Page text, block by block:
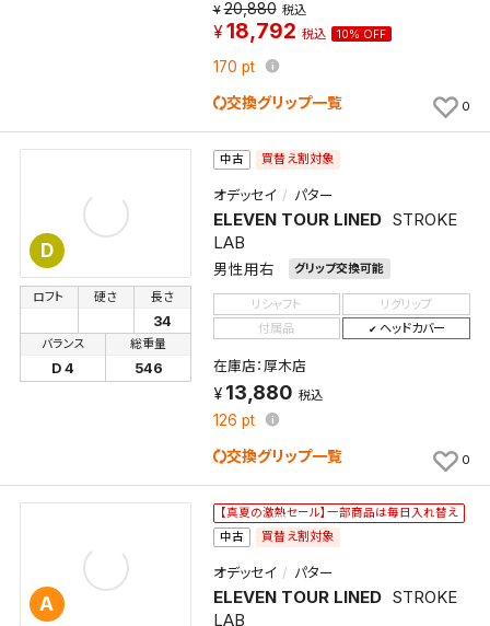
20,880 税込
18,792 税込 10% OFF
170 pt
交換グリップ一覧 0
D
中古 買替え割対象
オデッセイ パター
ELEVEN TOUR LINED STROKE
LAB
男性用右 グリップ交換可能
ロフト 硬さ 長さ
34
バランス
D 4
総重量
546
リシャフト
リグリップ
付属品
ヘッドカバー
在庫店：厚木店
13,880 税込
126 pt
交換グリップ一覧 0
A
【真夏の激熱セール】一部商品は毎日入れ替え
中古
買替え割対象
オデッセイ パター
ELEVEN TOUR LINED STROKE
LAB